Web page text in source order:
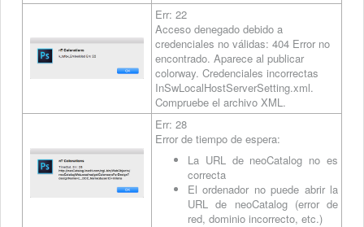
Err: 22
Acceso denegado debido a
credenciales no válidas: 404 Error no
encontrado. Aparece al publicar
colorway. Credenciales incorrectas
InSwLocalHostServerSetting.xml.
Compruebe el archivo XML.
Err: 28
Error de tiempo de espera:
La URL de neoCatalog no es
correcta
El ordenador no puede abrir la
URL de neoCatalog (error de
red, dominio incorrecto, etc.)